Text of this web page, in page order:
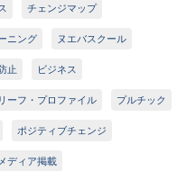
チェンジマップ
ニング ヌエバスクール
止 ビジネス
ーフ・プロファイル プルチック
ポジティブチェンジ
ディア掲載